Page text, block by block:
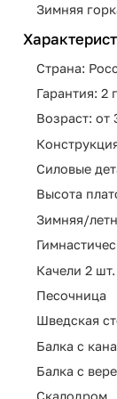
Зимняя
Страна:
Гарантия: 2
Возраст: от
Силовые
Высота
Зимняя/
Качели 2 шт.
Песочница
Шведская
Балка с
Балка с